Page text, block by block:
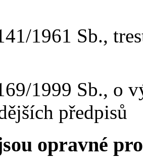
1961 Sb.,
1999 Sb., o
předpisů
opravné